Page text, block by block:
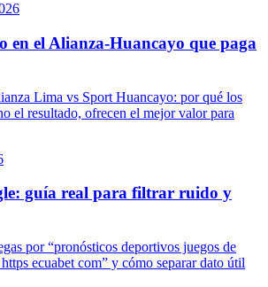
en el Alianza-Huancayo que paga
Lima vs Sport Huancayo: por qué los
el resultado, ofrecen el mejor valor para
guía real para filtrar ruido y
por “pronósticos deportivos juegos de
ecuabet com” y cómo separar dato útil